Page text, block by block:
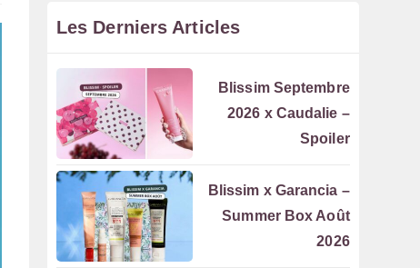
Les Derniers Articles
Blissim Septembre
2026 x Caudalie –
Spoiler
Blissim x Garancia –
Summer Box Août
2026